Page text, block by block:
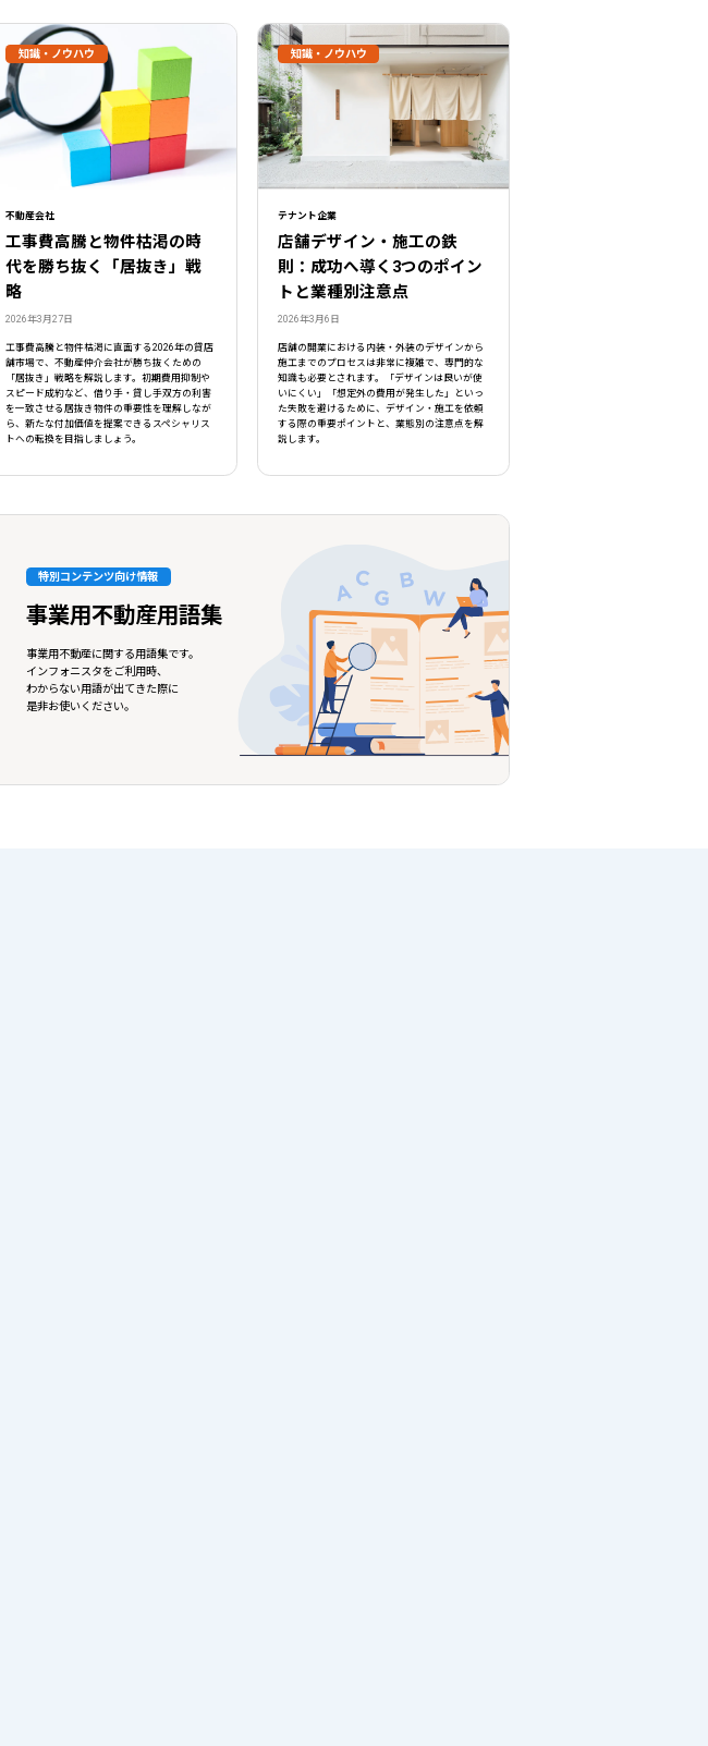
不動産会社
工事費高騰と物件枯渇の時
代を勝ち抜く「居抜き」戦
略
2026年3月27日
工事費高騰と物件枯渇に直面する2026年の貸店
舗市場で、不動産仲介会社が勝ち抜くための
「居抜き」戦略を解説します。初期費用抑制や
スピード成約など、借り手・貸し手双方の利害
を一致させる居抜き物件の重要性を理解しなが
ら、新たな付加価値を提案できるスペシャリス
トへの転換を目指しましょう。
知識・ノウハウ
テナント企業
店舗デザイン・施工の鉄
則：成功へ導く3つのポイン
トと業種別注意点
2026年3月6日
店舗の開業における内装・外装のデザインから
施工までのプロセスは非常に複雑で、専門的な
知識も必要とされます。「デザインは良いが使
いにくい」「想定外の費用が発生した」といっ
た失敗を避けるために、デザイン・施工を依頼
する際の重要ポイントと、業態別の注意点を解
説します。
知識・ノウハウ
特別コンテンツ向け情報
事業用不動産用語集
事業用不動産に関する用語集です。
インフォニスタをご利用時、
わからない用語が出てきた際に
是非お使いください。